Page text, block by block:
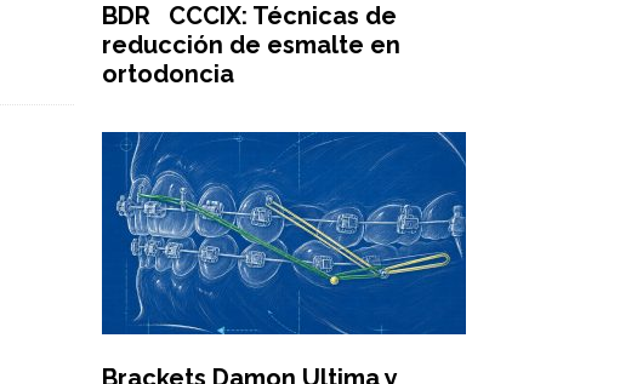
BDR CCCIX: Técnicas de
reducción de esmalte en
ortodoncia